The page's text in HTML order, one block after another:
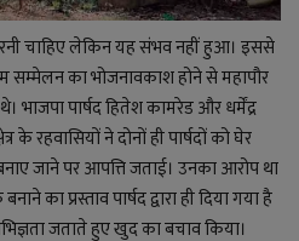
चाहिए लेकिन यह संभव नहीं हुआ। इससे
सम्मेलन का भोजनावकाश होने से महापौर
भाजपा पार्षद हितेश कामरेड और धर्मेंद्र
के रहवासियों ने दोनों ही पार्षदों को घेर
जाने पर आपत्ति जताई। उनका आरोप था
का प्रस्ताव पार्षद द्वारा ही दिया गया है
जताते हुए खुद का बचाव किया।